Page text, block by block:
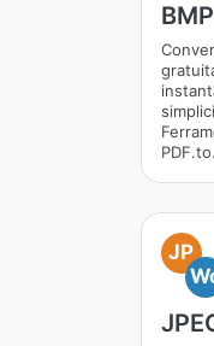
PDF.to.
JP